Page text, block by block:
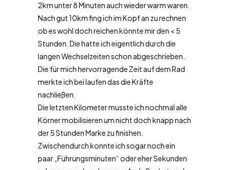
2km unter 8 Minuten auch wieder warm waren.
Nach gut 10km fing ich im Kopf an zu rechnen
ob es wohl doch reichen könnte mir den < 5
Stunden. Die hatte ich eigentlich durch die
langen Wechselzeiten schon abgeschrieben.
Die für mich hervorragende Zeit auf dem Rad
merkte ich bei laufen das die Kräfte
nachließen.
Die letzten Kilometer musste ich nochmal alle
Körner mobilisieren um nicht doch knapp nach
der 5 Stunden Marke zu finishen.
Zwischendurch konnte ich sogar noch ein
paar „Führungsminuten“ oder eher Sekunden